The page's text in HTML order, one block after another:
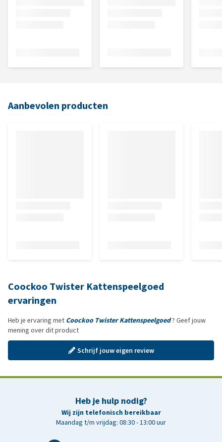
Aanbevolen producten
Coockoo Twister Kattenspeelgoed
ervaringen
Heb je ervaring met Coockoo Twister Kattenspeelgoed? Geef jouw
mening over dit product
Schrijf jouw eigen review
Heb je hulp nodig?
Wij zijn telefonisch bereikbaar
Maandag t/m vrijdag: 08:30 - 13:00 uur